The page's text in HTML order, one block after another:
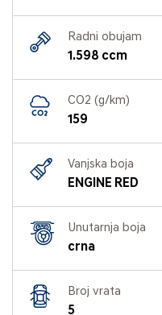
Radni obujam
1.598 ccm
CO2 (g/km)
159
Vanjska boja
ENGINE RED
Unutarnja boja
crna
Broj vrata
5